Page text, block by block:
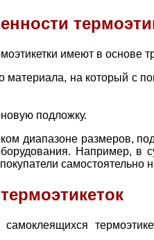
имеют в основе
материала, на который с
подложку.
диапазоне размеров,
Например, в
самостоятельно